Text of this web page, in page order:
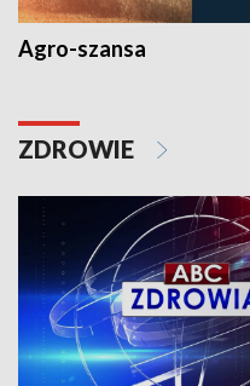
Agro-szansa
ZDROWIE